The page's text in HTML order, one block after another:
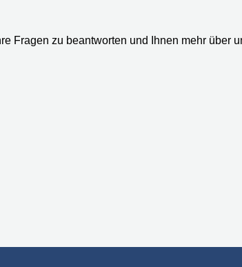
Fragen zu beantworten und Ihnen mehr über